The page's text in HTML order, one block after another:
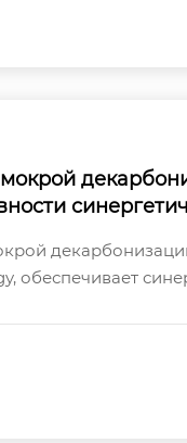
обеспечивает